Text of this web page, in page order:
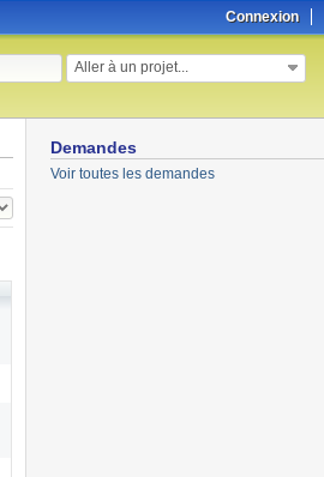
Connexion
Aller à un projet...
Demandes
Voir toutes les demandes